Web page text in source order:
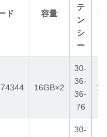
ド 容量
テ
ン
シ
ー
電
16GB×2
30-
36-
36-
76
30-